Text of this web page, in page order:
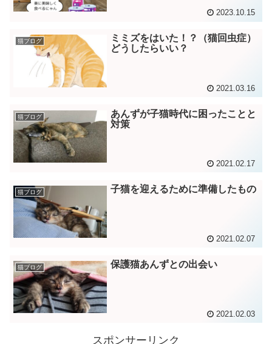
2023.10.15
猫ブログ
ミミズをはいた！？（猫回虫症）
どうしたらいい？
2021.03.16
猫ブログ
あんずが子猫時代に困ったことと
対策
2021.02.17
猫ブログ 子猫を迎えるために準備したもの
2021.02.07
猫ブログ 保護猫あんずとの出会い
2021.02.03
スポンサーリンク